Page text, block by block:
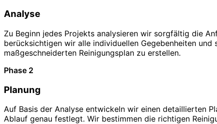
Analyse
Zu Beginn jedes Projekts analysieren wir sorgfältig die
berücksichtigen wir alle individuellen Gegebenheiten und
maßgeschneiderten Reinigungsplan zu erstellen.
Phase 2
Planung
Auf Basis der Analyse entwickeln wir einen detaillierten
Ablauf genau festlegt. Wir bestimmen die richtigen